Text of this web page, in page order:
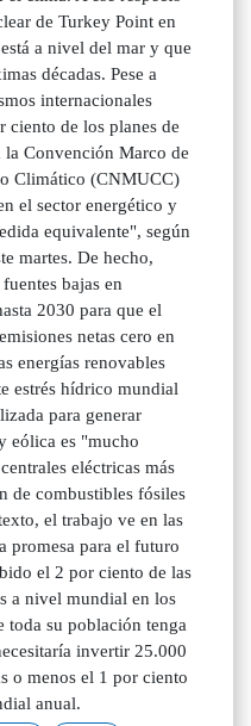
de Turkey Point en
a nivel del mar y que
décadas. Pese a
internacionales
ciento de los planes de
la Convención Marco de
Climático (CNMUCC)
el sector energético y
equivalente", según
martes. De hecho,
bajas en
2030 para que el
netas cero en
energías renovables
estrés hídrico mundial
para generar
eólica es "mucho
eléctricas más
de combustibles fósiles
el trabajo ve en las
promesa para el futuro
el 2 por ciento de las
a nivel mundial en los
toda su población tenga
invertir 25.000
o menos el 1 por ciento
anual.